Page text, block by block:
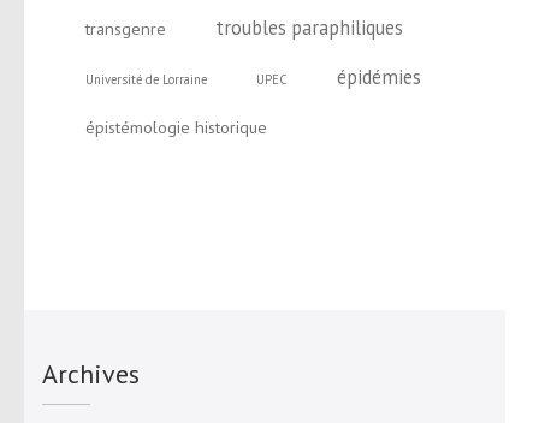
transgenre troubles paraphiliques
Université de Lorraine UPEC épidémies
épistémologie historique
Archives